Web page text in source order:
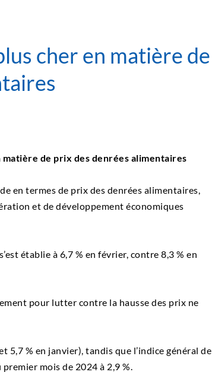
cher en matière de
matière de prix des denrées alimentaires
en termes de prix des denrées alimentaires,
et de développement économiques
établie à 6,7 % en février, contre 8,3 % en
pour lutter contre la hausse des prix ne
5,7 % en janvier), tandis que l’indice général de
mois de 2024 à 2,9 %.